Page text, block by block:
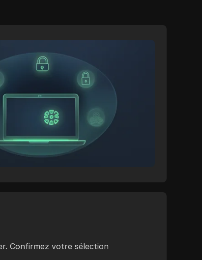
Confirmez votre sélection